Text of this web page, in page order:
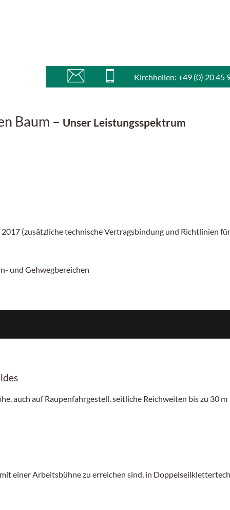
Kirchhellen: +49 (0) 20 45
Baum – Unser Leistungsspektrum
(zusätzliche technische Vertragsbindung und Richtlinien
und Gehwegbereichen
auch auf Raupenfahrgestell, seitliche Reichweiten bis zu 30 m
einer Arbeitsbühne zu erreichen sind, in